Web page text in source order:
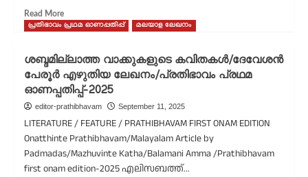
ജി/
പ്രതിഭാവം
ഓണപ്പതിപ്പ്-2025
Read MoreRead
more
വിളയാടും
പറവൈകൾ/
ഇടമൺ
രാജൻ
പി.
കരുണാകര
മൂർത്തിയുടെ
തമിഴ്
പ്രതിഭാവം പ്രഥമ ഓണപ്പതിപ്പ് മലയാള ലേഖനം
ശബ്ദമില്ലാത്ത വാക്കുകളുടെ കവിതകൾ/ദേവേശൻ
പേരൂർ എഴുതിയ ലേഖനം/പ്രതിഭാവം പ്രഥമ
ഓണപ്പതിപ്പ്-2025
editor-prathibhavam September 11, 2025
LITERATURE / FEATURE / PRATHIBHAVAM FIRST ONAM EDITION
Onatthinte Prathibhavam/Malayalam Article by
Padmadas/Mazhuvinte Katha/Balamani Amma /Prathibhavam
first onam edition-2025 എലിസബത്ത്...